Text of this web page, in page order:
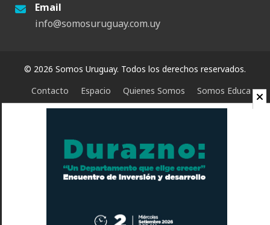
Email
info@somosuruguay.com.uy
© 2026 Somos Uruguay. Todos los derechos reservados.
Contacto
Espacio Quienes Somos Somos Educa